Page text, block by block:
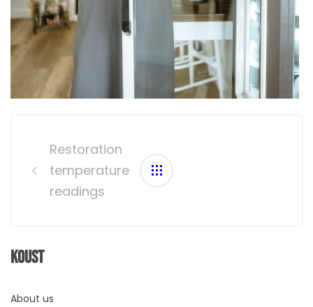
navigationRestoration
temperature
readings
Koust
About us